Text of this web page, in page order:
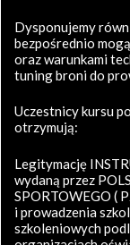
Dysponujemy
bezpośrednio
oraz warunkami
tuning broni do
Uczestnicy kursu
otrzymują:
Legitymację
wydaną przez
SPORTOWEGO (
i prowadzenia
szkoleniowych